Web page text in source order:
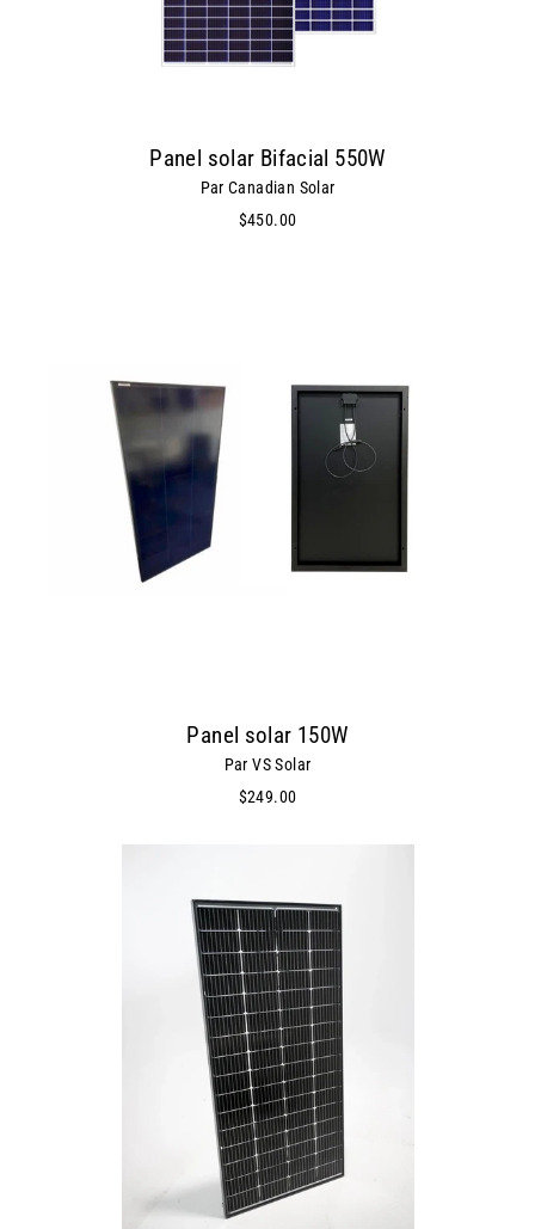
Panel solar Bifacial 550W
Par Canadian Solar
$450.00
Panel solar 150W
Par VS Solar
$249.00